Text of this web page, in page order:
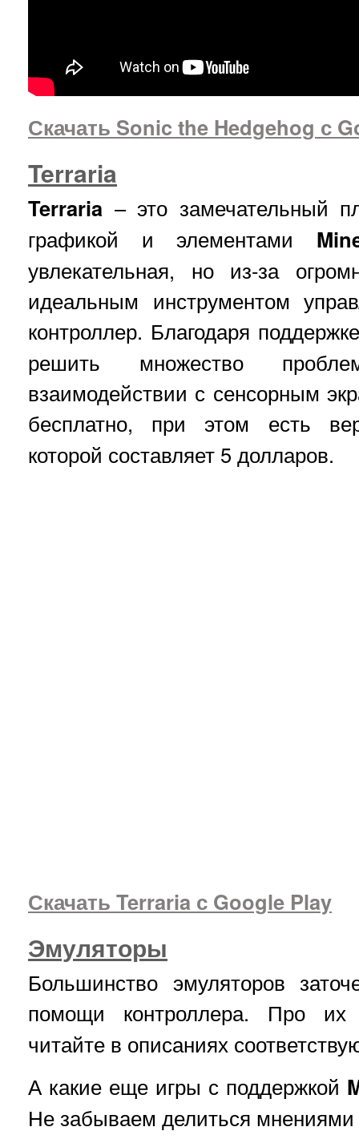
Скачать Sonic the Hedgehog с
Terraria
Terraria – это замечательный
графикой и элементами
увлекательная, но из-за
идеальным инструментом
контроллер. Благодаря
решить множество
взаимодействии с сенсорным
бесплатно, при этом есть
которой составляет 5 долларов.
Скачать Terraria с Google Play
Эмуляторы
Большинство эмуляторов
помощи контроллера. Про
читайте в описаниях
А какие еще игры с поддержкой
Не забываем делиться